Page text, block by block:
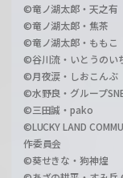
©竜ノ湖太郎・天之有
©竜ノ湖太郎・焦茶
©竜ノ湖太郎・ももこ
©谷川流・いとうのい
©月夜涙・しおこんぶ
©水野良・グループ
©三田誠・pako
©LUCKY LAND
作委員会
©葵せきな・狗神煌